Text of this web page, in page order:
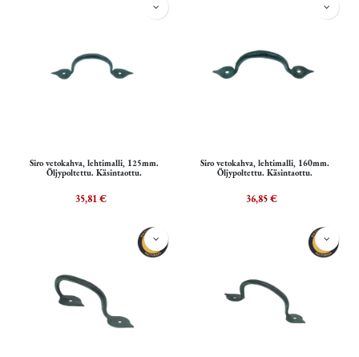
Siro vetokahva, lehtimalli, 125mm.
Öljypoltettu. Käsintaottu.
35,81€
Siro vetokahva, lehtimalli, 160mm.
Öljypoltettu. Käsintaottu.
36,85€